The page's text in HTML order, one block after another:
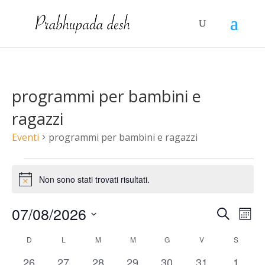
programmi per bambini e
ragazzi
Eventi programmi per bambini e ragazzi
Eventi
NoticeNon sono stati trovati risultati.
CercaMese
07/08/2026
Calendario
D DOMENICA
L M MARTEDÌM MERCOLEDÌ
G VVENERDÌS
0
0
0
0
0
0
0